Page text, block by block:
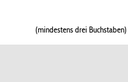
(mindestens drei Buchstaben)